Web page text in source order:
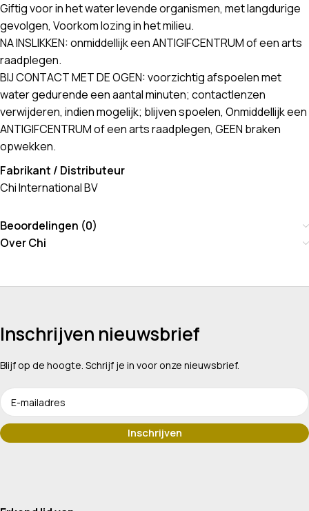
Giftig voor in het water levende organismen, met langdurige
gevolgen, Voorkom lozing in het milieu.
NA INSLIKKEN: onmiddellijk een ANTIGIFCENTRUM of een arts
raadplegen.
BIJ CONTACT MET DE OGEN: voorzichtig afspoelen met
water gedurende een aantal minuten; contactlenzen
verwijderen, indien mogelijk; blijven spoelen, Onmiddellijk een
ANTIGIFCENTRUM of een arts raadplegen, GEEN braken
opwekken.
Fabrikant / Distributeur
Chi International BV
Beoordelingen (0)
Over Chi
Inschrijven nieuwsbrief
Blijf op de hoogte. Schrijf je in voor onze nieuwsbrief.